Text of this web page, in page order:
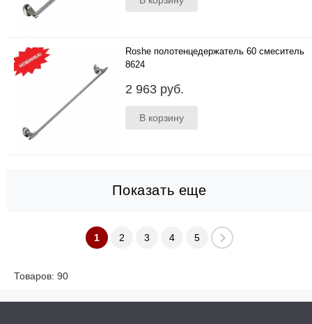
Roshe полотенцедержатель 60 смеситель
8624
2 963 руб.
Показать еще
1 2 3 4 5
Товаров: 90